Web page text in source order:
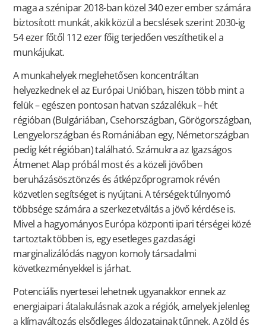
maga a szénipar 2018-ban közel 340 ezer ember számára
biztosított munkát, akik közül a becslések szerint 2030-ig
54 ezer főtől 112 ezer főig terjedően veszíthetik el a
munkájukat.
A munkahelyek meglehetősen koncentráltan
helyezkednek el az Európai Unióban, hiszen több mint a
felük – egészen pontosan hatvan százalékuk – hét
régióban (Bulgáriában, Csehországban, Görögországban,
Lengyelországban és Romániában egy, Németországban
pedig két régióban) található. Számukra az Igazságos
Átmenet Alap próbál most és a közeli jövőben
beruházásösztönzés és átképzőprogramok révén
közvetlen segítséget is nyújtani. A térségek túlnyomó
többsége számára a szerkezetváltás a jövő kérdése is.
Mivel a hagyományos Európa központi ipari térségei közé
tartoztak többen is, egy esetleges gazdasági
marginalizálódás nagyon komoly társadalmi
következményekkel is járhat.
Potenciális nyertesei lehetnek ugyanakkor ennek az
energiaipari átalakulásnak azok a régiók, amelyek jelenleg
a klímaváltozás elsődleges áldozatainak tűnnek. A zöld és